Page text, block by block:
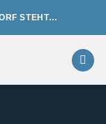
STEHT…